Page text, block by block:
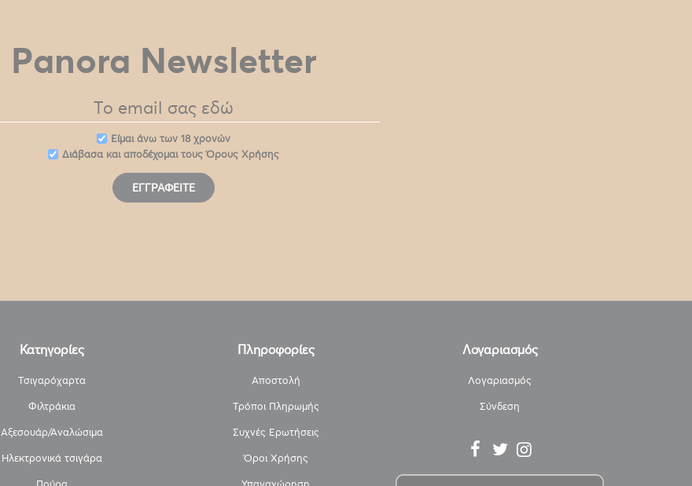
Panora Newsletter
Eίμαι άνω των 18 χρονών
Διάβασα και αποδέχομαι τουςΌρους Χρήσης
ΕΓΓΡΑΦΕΊΤΕ
Κατηγορίες
Τσιγαρόχαρτα
Φιλτράκια
Αξεσουάρ/Αναλώσιμα
Ηλεκτρονικά τσιγάρα
Πληροφορίες
Αποστολή
Τρόποι Πληρωμής
Συχνές Ερωτήσεις
Όροι Χρήσης
Λογαριασμός
Λογαριασμός
Σύνδεση